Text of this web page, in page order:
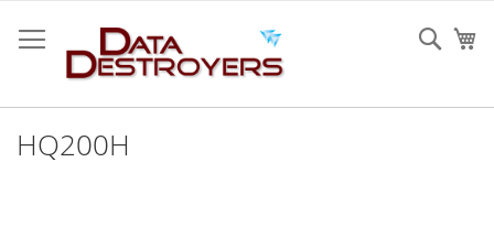
a
tartalomhoz
HQ200H